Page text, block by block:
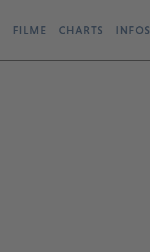
FILME CHARTS INFOS